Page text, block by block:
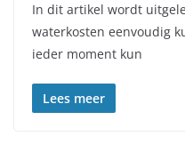
In dit artikel wordt
waterkosten eenvoudig
ieder moment kun
Lees meer